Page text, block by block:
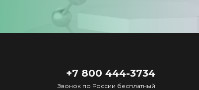
+7 800 444-3734
Звонок по России бесплатный